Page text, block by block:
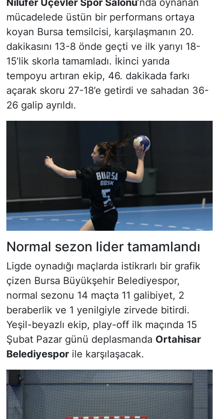
mücadelede üstün bir performans ortaya
koyan Bursa temsilcisi, karşılaşmanın 20.
dakikasını 13-8 önde geçti ve ilk yarıyı 18-
15’lik skorla tamamladı. İkinci yarıda
tempoyu artıran ekip, 46. dakikada farkı
açarak skoru 27-18’e getirdi ve sahadan 36-
26 galip ayrıldı.
Normal sezon lider tamamlandı
Ligde oynadığı maçlarda istikrarlı bir grafik
çizen Bursa Büyükşehir Belediyespor,
normal sezonu 14 maçta 11 galibiyet, 2
beraberlik ve 1 yenilgiyle zirvede bitirdi.
Yeşil-beyazlı ekip, play-off ilk maçında 15
Şubat Pazar günü deplasmanda Ortahisar
Belediyesporile karşılaşacak.